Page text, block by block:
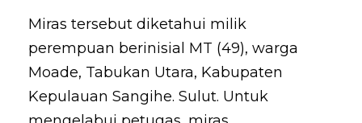
Miras tersebut diketahui milik
perempuan berinisial MT (49), warga
Moade, Tabukan Utara, Kabupaten
Kepulauan Sangihe. Sulut. Untuk